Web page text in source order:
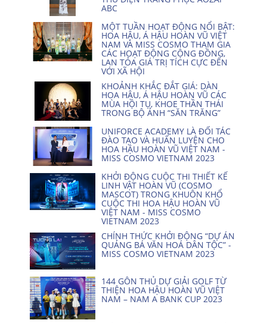
ABC
MỘT TUẦN HOẠT ĐỘNG NỔI BẬT:
HOA HẬU, Á HẬU HOÀN VŨ VIỆT
NAM VÀ MISS COSMO THAM GIA
CÁC HOẠT ĐỘNG CỘNG ĐỒNG,
LAN TỎA GIÁ TRỊ TÍCH CỰC ĐẾN
VỚI XÃ HỘI
KHOẢNH KHẮC ĐẮT GIÁ: DÀN
HOA HẬU, Á HẬU HOÀN VŨ CÁC
MÙA HỘI TỤ, KHOE THẦN THÁI
TRONG BỘ ẢNH “SĂN TRĂNG”
UNIFORCE ACADEMY LÀ ĐỐI TÁC
ĐÀO TẠO VÀ HUẤN LUYỆN CHO
HOA HẬU HOÀN VŨ VIỆT NAM -
MISS COSMO VIETNAM 2023
KHỞI ĐỘNG CUỘC THI THIẾT KẾ
LINH VẬT HOÀN VŨ (COSMO
MASCOT) TRONG KHUÔN KHỔ
CUỘC THI HOA HẬU HOÀN VŨ
VIỆT NAM - MISS COSMO
VIETNAM 2023
CHÍNH THỨC KHỞI ĐỘNG “DỰ ÁN
QUẢNG BÁ VĂN HOÁ DÂN TỘC” -
MISS COSMO VIETNAM 2023
144 GÔN THỦ DỰ GIẢI GOLF TỪ
THIỆN HOA HẬU HOÀN VŨ VIỆT
NAM – NAM A BANK CUP 2023